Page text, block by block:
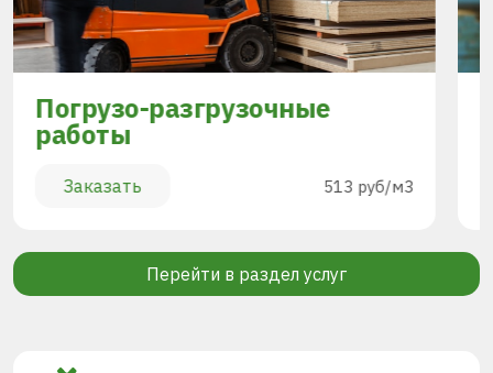
Погрузо-разгрузочные
работы
Заказать 513 руб/м3
Перейти в раздел услуг